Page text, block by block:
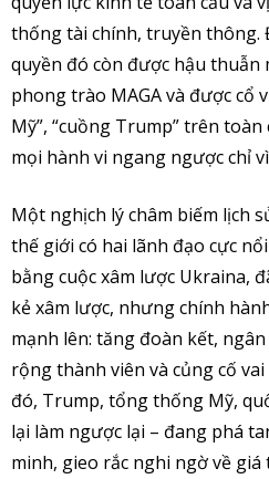
thống tài chính, truyền thông.
quyền đó còn được hậu
phong trào MAGA và được cổ
Mỹ”, “cuồng Trump” trên
mọi hành vi ngang ngược chỉ
Một nghịch lý châm biếm lịch
thế giới có hai lãnh đạo cực
bằng cuộc xâm lược Ukraina,
kẻ xâm lược, nhưng chính
mạnh lên: tăng đoàn kết,
rộng thành viên và củng cố
đó, Trump, tổng thống Mỹ,
lại làm ngược lại – đang phá
minh, gieo rắc nghi ngờ về